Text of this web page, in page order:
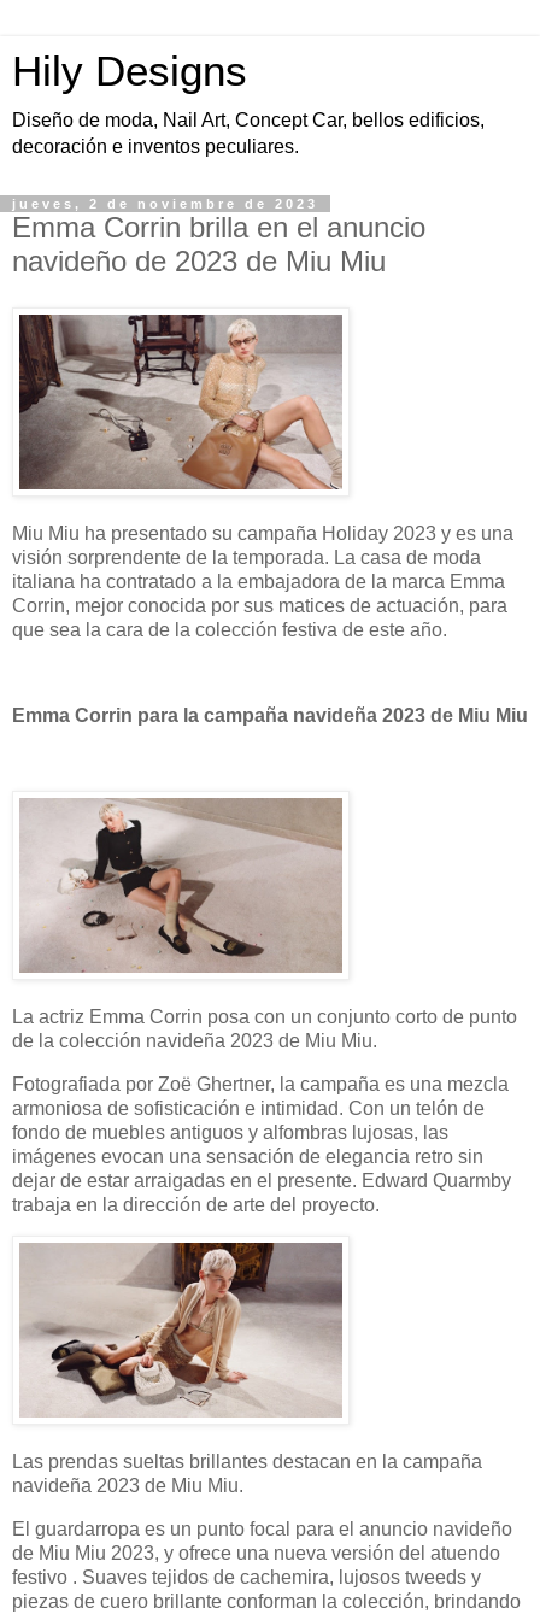
Hily Designs
Diseño de moda, Nail Art, Concept Car, bellos edificios,
decoración e inventos peculiares.
jueves, 2 de noviembre de 2023
Emma Corrin brilla en el anuncio
navideño de 2023 de Miu Miu
Miu Miu ha presentado su campaña Holiday 2023 y es una
visión sorprendente de la temporada. La casa de moda
italiana ha contratado a la embajadora de la marca Emma
Corrin, mejor conocida por sus matices de actuación, para
que sea la cara de la colección festiva de este año.
Emma Corrin para la campaña navideña 2023 de Miu Miu
La actriz Emma Corrin posa con un conjunto corto de punto
de la colección navideña 2023 de Miu Miu.
Fotografiada por Zoë Ghertner, la campaña es una mezcla
armoniosa de sofisticación e intimidad. Con un telón de
fondo de muebles antiguos y alfombras lujosas, las
imágenes evocan una sensación de elegancia retro sin
dejar de estar arraigadas en el presente. Edward Quarmby
trabaja en la dirección de arte del proyecto.
Las prendas sueltas brillantes destacan en la campaña
navideña 2023 de Miu Miu.
El guardarropa es un punto focal para el anuncio navideño
de Miu Miu 2023, y ofrece una nueva versión del atuendo
festivo . Suaves tejidos de cachemira, lujosos tweeds y
piezas de cuero brillante conforman la colección, brindando